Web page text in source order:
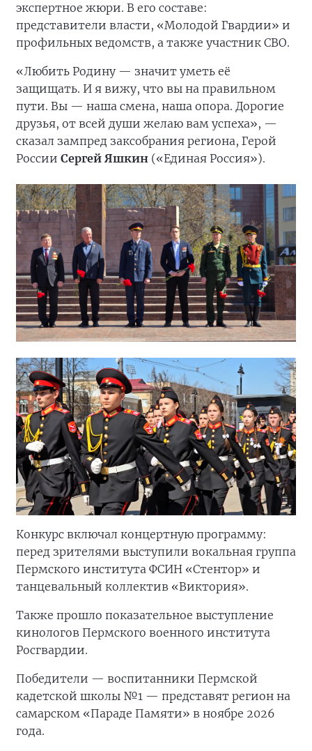
экспертное жюри. В его составе:
представители власти, «Молодой Гвардии» и
профильных ведомств, а также участник СВО.
«Любить Родину — значит уметь её
защищать. И я вижу, что вы на правильном
пути. Вы — наша смена, наша опора. Дорогие
друзья, от всей души желаю вам успеха», —
сказал зампред заксобрания региона, Герой
России Сергей Яшкин («Единая Россия»).
Конкурс включал концертную программу:
перед зрителями выступили вокальная группа
Пермского института ФСИН «Стентор» и
танцевальный коллектив «Виктория».
Также прошло показательное выступление
кинологов Пермского военного института
Росгвардии.
Победители — воспитанники Пермской
кадетской школы №1 — представят регион на
самарском «Параде Памяти» в ноябре 2026
года.